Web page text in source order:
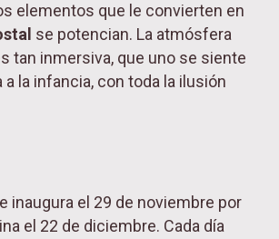
elementos que le convierten en
se potencian. La atmósfera
tan inmersiva, que uno se siente
la infancia, con toda la ilusión
inaugura el 29 de noviembre por
el 22 de diciembre. Cada día